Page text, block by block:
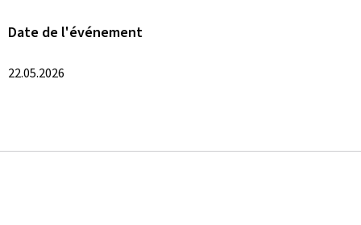
Date de l'événement
22.05.2026